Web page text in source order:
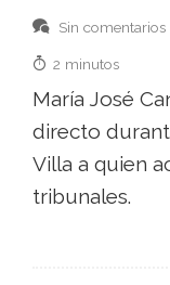
Sin comentarios
2 minutos
María José
directo
Villa a quien
tribunales.